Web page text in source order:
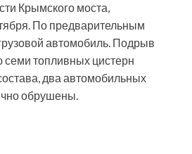
Крымского моста,
По предварительным
автомобиль. Подрыв
семи топливных цистерн
два автомобильных
обрушены.